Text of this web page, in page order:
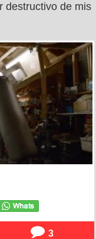
destructivo de mis
3